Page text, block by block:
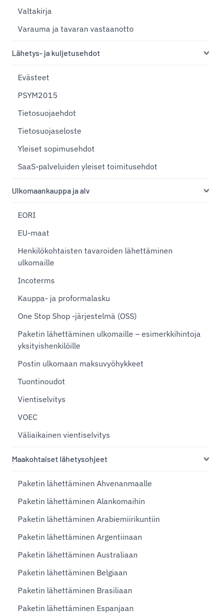
Valtakirja
Varauma ja tavaran vastaanotto
Lähetys- ja kuljetusehdot
Evästeet
PSYM2015
Tietosuojaehdot
Tietosuojaseloste
Yleiset sopimusehdot
SaaS-palveluiden yleiset toimitusehdot
Ulkomaankauppa ja alv
EORI
EU-maat
Henkilökohtaisten tavaroiden lähettäminen
ulkomaille
Incoterms
Kauppa- ja proformalasku
One Stop Shop -järjestelmä (OSS)
Paketin lähettäminen ulkomaille – esimerkkihintoja
yksityishenkilöille
Postin ulkomaan maksuvyöhykkeet
Tuontinoudot
Vientiselvitys
VOEC
Väliaikainen vientiselvitys
Maakohtaiset lähetysohjeet
Paketin lähettäminen Ahvenanmaalle
Paketin lähettäminen Alankomaihin
Paketin lähettäminen Arabiemiirikuntiin
Paketin lähettäminen Argentiinaan
Paketin lähettäminen Australiaan
Paketin lähettäminen Belgiaan
Paketin lähettäminen Brasiliaan
Paketin lähettäminen Espanjaan